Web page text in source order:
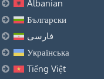
Albanian
Български
فارسی
Українська
Tiếng Việt